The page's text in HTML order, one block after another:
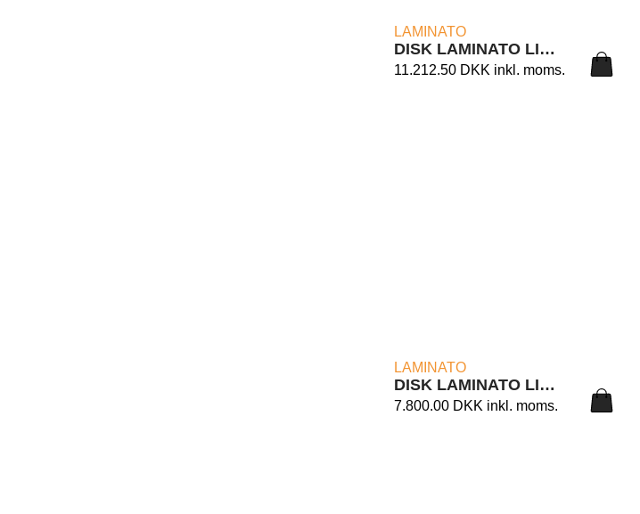
LAMINATO
DISK LAMINATO LIGHT 12/105B
11.212.50 DKK inkl. moms.
LAMINATO
DISK LAMINATO LIGHT 12/90B
7.800.00 DKK inkl. moms.